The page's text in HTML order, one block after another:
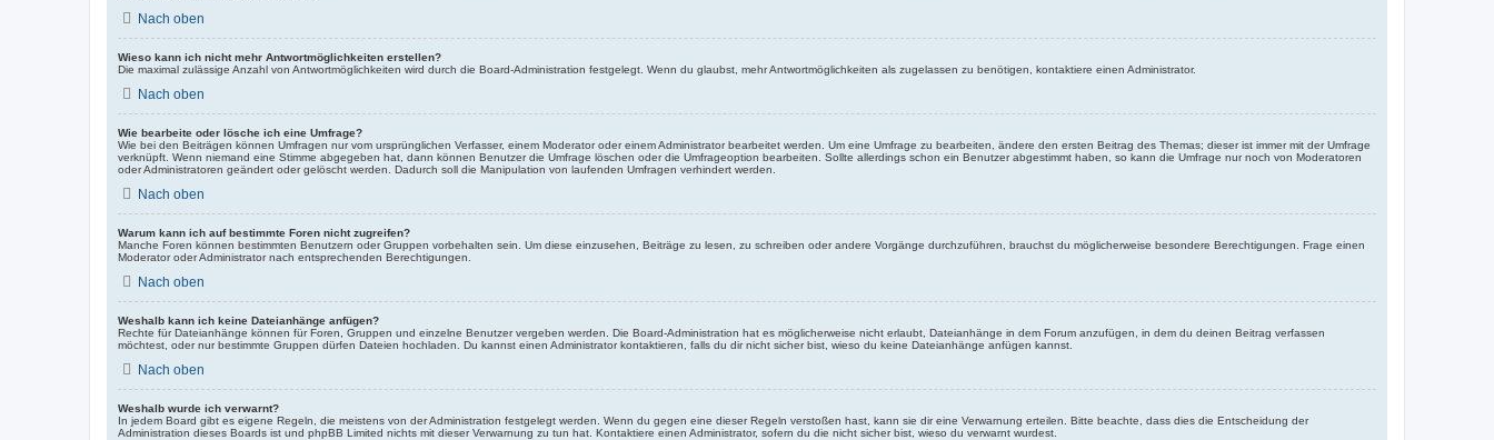
Nach oben
Wieso kann ich nicht mehr Antwortmöglichkeiten erstellen?
Die maximal zulässige Anzahl von Antwortmöglichkeiten wird durch die Board-Administration festgelegt. Wenn du glaubst, mehr Antwortmöglichkeiten als zugelassen zu benötigen, kontaktiere einen Administrator.
Nach oben
Wie bearbeite oder lösche ich eine Umfrage?
Wie bei den Beiträgen können Umfragen nur vom ursprünglichen Verfasser, einem Moderator oder einem Administrator bearbeitet werden. Um eine Umfrage zu bearbeiten, ändere den ersten Beitrag des Themas; dieser ist immer mit der Umfrage
verknüpft. Wenn niemand eine Stimme abgegeben hat, dann können Benutzer die Umfrage löschen oder die Umfrageoption bearbeiten. Sollte allerdings schon ein Benutzer abgestimmt haben, so kann die Umfrage nur noch von Moderatoren
oder Administratoren geändert oder gelöscht werden. Dadurch soll die Manipulation von laufenden Umfragen verhindert werden.
Nach oben
Warum kann ich auf bestimmte Foren nicht zugreifen?
Manche Foren können bestimmten Benutzern oder Gruppen vorbehalten sein. Um diese einzusehen, Beiträge zu lesen, zu schreiben oder andere Vorgänge durchzuführen, brauchst du möglicherweise besondere Berechtigungen. Frage einen
Moderator oder Administrator nach entsprechenden Berechtigungen.
Nach oben
Weshalb kann ich keine Dateianhänge anfügen?
Rechte für Dateianhänge können für Foren, Gruppen und einzelne Benutzer vergeben werden. Die Board-Administration hat es möglicherweise nicht erlaubt, Dateianhänge in dem Forum anzufügen, in dem du deinen Beitrag verfassen
möchtest, oder nur bestimmte Gruppen dürfen Dateien hochladen. Du kannst einen Administrator kontaktieren, falls du dir nicht sicher bist, wieso du keine Dateianhänge anfügen kannst.
Nach oben
Weshalb wurde ich verwarnt?
In jedem Board gibt es eigene Regeln, die meistens von der Administration festgelegt werden. Wenn du gegen eine dieser Regeln verstoßen hast, kann sie dir eine Verwarnung erteilen. Bitte beachte, dass dies die Entscheidung der
Administration dieses Boards ist und phpBB Limited nichts mit dieser Verwarnung zu tun hat. Kontaktiere einen Administrator, sofern du die nicht sicher bist, wieso du verwarnt wurdest.